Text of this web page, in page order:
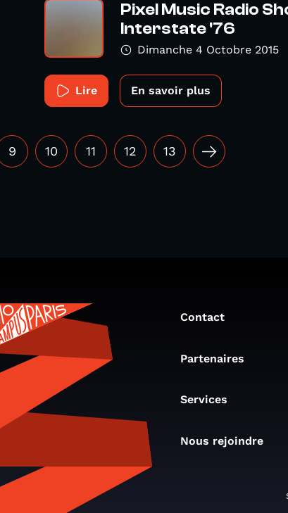
Pixel Music Radio
Interstate '76
Dimanche 4 Octobre 2015
Lire En savoir plus
9 10 11 12 13
Contact
Partenaires
Services
Nous rejoindre